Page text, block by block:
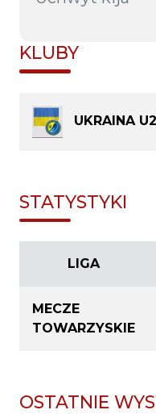
KLUBY
UKRAINA
STATYSTYKI
LIGA
MECZE
TOWARZYSKIE
OSTATNIE